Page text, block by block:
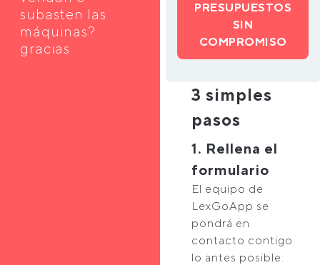
subasten las
máquinas?
gracias
PRESUPUESTOS
SIN
COMPROMISO
3 simples
pasos
1. Rellena el
formulario
El equipo de
LexGoApp se
pondrá en
contacto contigo
lo antes posible.